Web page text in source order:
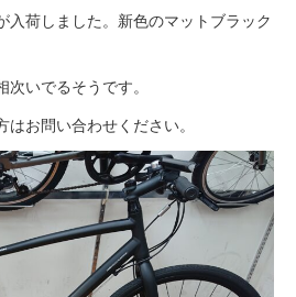
入荷しました。新色のマットブラック
次いでるそうです。
お問い合わせください。